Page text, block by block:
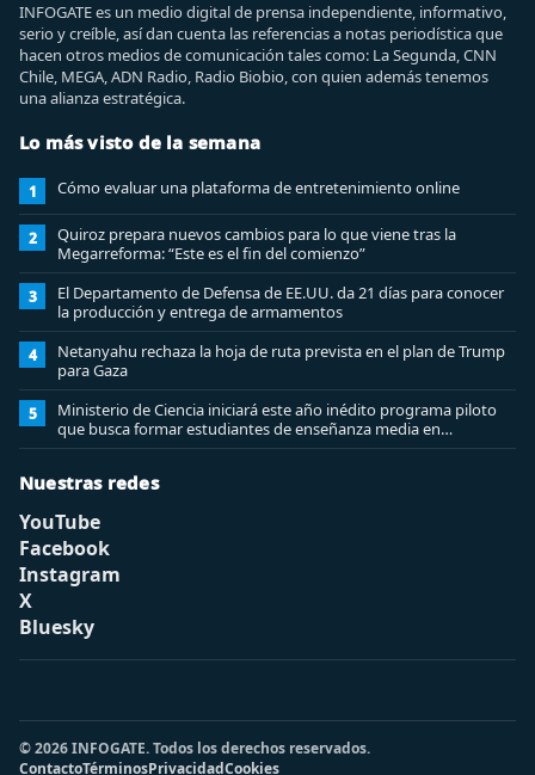
INFOGATE es un medio digital de prensa independiente, informativo,
serio y creíble, así dan cuenta las referencias a notas periodística que
hacen otros medios de comunicación tales como: La Segunda, CNN
Chile, MEGA, ADN Radio, Radio Biobio, con quien además tenemos
una alianza estratégica.
Lo más visto de la semana
1 Cómo evaluar una plataforma de entretenimiento online
2
Quiroz prepara nuevos cambios para lo que viene tras la
Megarreforma: “Este es el fin del comienzo”
3
El Departamento de Defensa de EE.UU. da 21 días para conocer
la producción y entrega de armamentos
4
Netanyahu rechaza la hoja de ruta prevista en el plan de Trump
para Gaza
5
Ministerio de Ciencia iniciará este año inédito programa piloto
que busca formar estudiantes de enseñanza media en
ciberseguridad
Nuestras redes
YouTube
Facebook
Instagram
X
Bluesky
© 2026 INFOGATE. Todos los derechos reservados.
ContactoTérminosPrivacidadCookies